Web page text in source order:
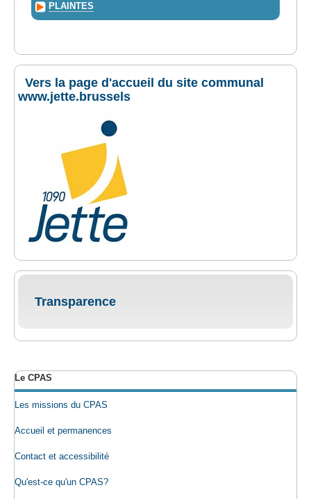
PLAINTES
Vers la page d'accueil du site communal
www.jette.brussels
Transparence
Le CPAS
Les missions du CPAS
Accueil et permanences
Contact et accessibilité
Qu'est-ce qu'un CPAS?